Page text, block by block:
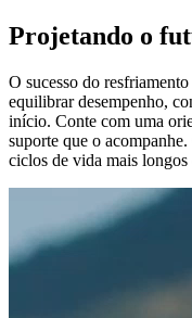
Projetando o
O sucesso do
equilibrar desempenho,
início. Conte com uma
suporte que o
ciclos de vida mais longos